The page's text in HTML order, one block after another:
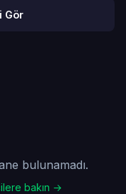
Gör
bulunamadı.
bakın →